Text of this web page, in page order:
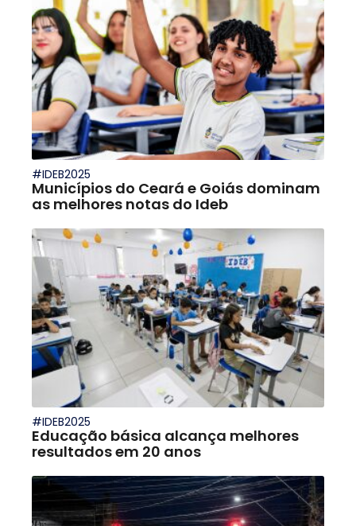
#IDEB2025
Municípios do Ceará e Goiás dominam
as melhores notas do Ideb
#IDEB2025
Educação básica alcança melhores
resultados em 20 anos